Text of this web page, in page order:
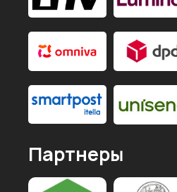
Партнеры